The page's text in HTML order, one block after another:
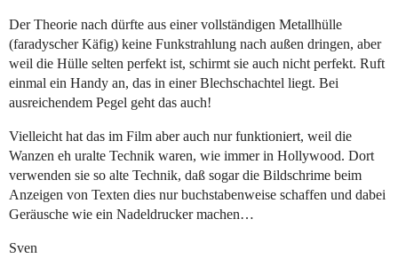
Der Theorie nach dürfte aus einer vollständigen Metallhülle
(faradyscher Käfig) keine Funkstrahlung nach außen dringen, aber
weil die Hülle selten perfekt ist, schirmt sie auch nicht perfekt. Ruft
einmal ein Handy an, das in einer Blechschachtel liegt. Bei
ausreichendem Pegel geht das auch!
Vielleicht hat das im Film aber auch nur funktioniert, weil die
Wanzen eh uralte Technik waren, wie immer in Hollywood. Dort
verwenden sie so alte Technik, daß sogar die Bildschrime beim
Anzeigen von Texten dies nur buchstabenweise schaffen und dabei
Geräusche wie ein Nadeldrucker machen…
Sven